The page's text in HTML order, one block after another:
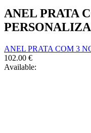
ANEL PRATA
ANEL PRATA COM 3
102.00 €
Available: